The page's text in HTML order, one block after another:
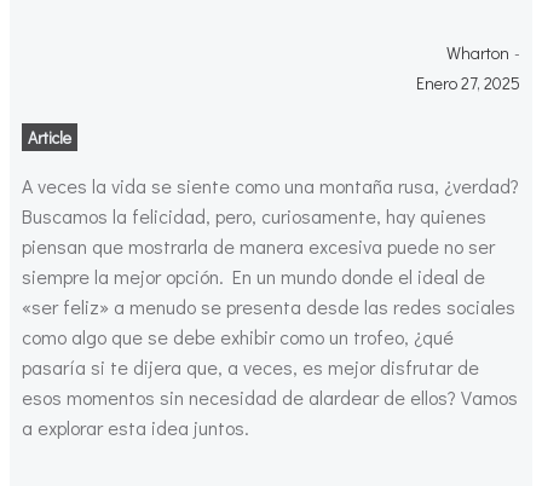
Wharton -
Enero 27, 2025
Article
A veces la vida se siente como una montaña rusa, ¿verdad?
Buscamos la felicidad, pero, curiosamente, hay quienes
piensan que mostrarla de manera excesiva puede no ser
siempre la mejor opción. En un mundo donde el ideal de
«ser feliz» a menudo se presenta desde las redes sociales
como algo que se debe exhibir como un trofeo, ¿qué
pasaría si te dijera que, a veces, es mejor disfrutar de
esos momentos sin necesidad de alardear de ellos? Vamos
a explorar esta idea juntos.